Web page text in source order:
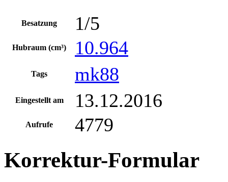
Besatzung 1/5
Hubraum (cm³) 10.964
Tags mk88
Eingestellt am 13.12.2016
Aufrufe 4779
Korrektur-Formular